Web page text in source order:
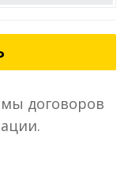
договоров